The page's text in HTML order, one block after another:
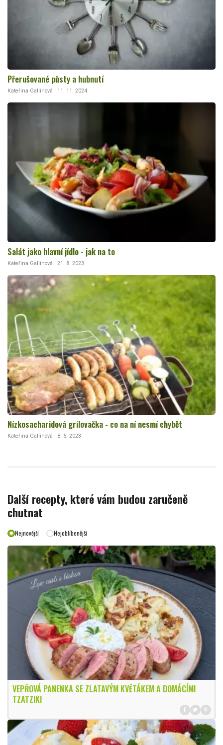
Přerušované půsty a hubnutí
Kateřina Gallinová · 11. 11. 2024
Salát jako hlavní jídlo - jak na to
Kateřina Gallinová · 21. 8. 2023
Nízkosacharidová grilovačka - co na ní nesmí chybět
Kateřina Gallinová · 8. 6. 2023
Další recepty, které vám budou zaručeně
chutnat
Nejnovější Nejoblíbenější
VEPŘOVÁ PANENKA SE ZLATAVÝM KVĚTÁKEM A DOMÁCÍMI
TZATZIKI